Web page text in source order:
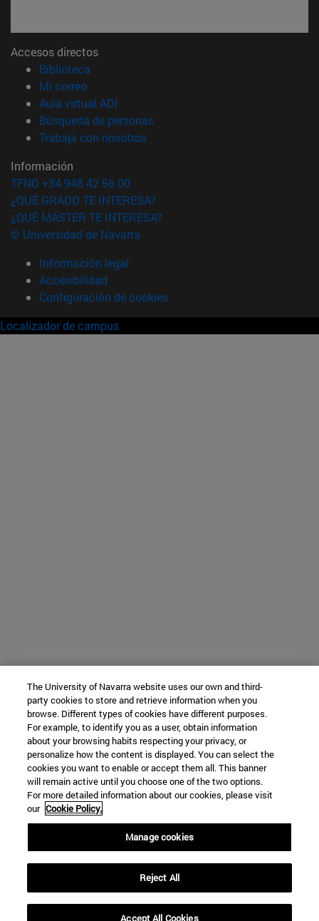
Accesos directos
Biblioteca
Mi correo(abre en nueva ventana)
Aula virtual ADI
Búsqueda de personas(abre en nueva ventana)
Trabaja con nosotros(abre en nueva ventana)
Información
TFNO +34 948 42 56 00
¿QUÉ GRADO TE INTERESA?
¿QUÉ MÁSTER TE INTERESA?
© Universidad de Navarra
Información legal
Accesibilidad
Configuración de cookies
Localizador de campus
The University of Navarra website uses our own and third-
party cookies to store and retrieve information when you
browse. Different types of cookies have different purposes.
For example, to identify you as a user, obtain information
about your browsing habits respecting your privacy, or
personalize how the content is displayed. You can select the
cookies you want to enable or accept them all. This banner
will remain active until you choose one of the two options.
For more detailed information about our cookies, please visit
our Cookie Policy.
Manage cookies
Reject All
Accept All Cookies